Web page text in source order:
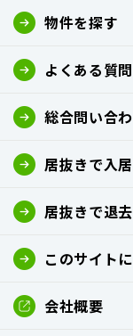
物件を探す
よくある質問
総合問い合
居抜きで入
居抜きで退
このサイト
会社概要